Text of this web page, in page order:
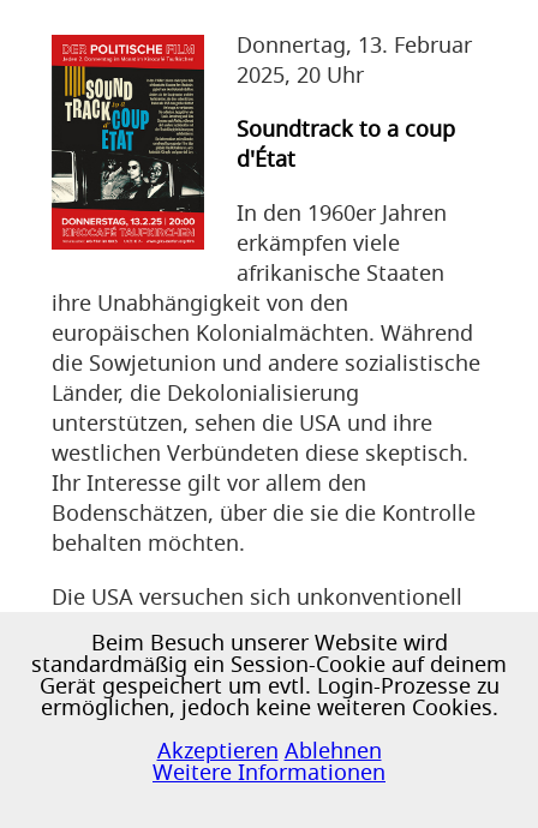
Donnertag, 13. Februar
2025, 20 Uhr
Soundtrack to a coup
d'État
In den 1960er Jahren
erkämpfen viele
afrikanische Staaten
ihre Unabhängigkeit von den
europäischen Kolonialmächten. Während
die Sowjetunion und andere sozialistische
Länder, die Dekolonialisierung
unterstützen, sehen die USA und ihre
westlichen Verbündeten diese skeptisch.
Ihr Interesse gilt vor allem den
Bodenschätzen, über die sie die Kontrolle
behalten möchten.
Die USA versuchen sich unkonventionell
und schicken Jazzgrößen wie Louis
Armstrong und Nina Simone als
Werbeträger*innen in afrikanische
Staaten, um den Westen positiv
darzustellen, während sich zeitgleich
Figuren wie Malcolm X und andere
Beim Besuch unserer Website wird
standardmäßig ein Session-Cookie auf deinem
Gerät gespeichert um evtl. Login-Prozesse zu
ermöglichen, jedoch keine weiteren Cookies.
Akzeptieren Ablehnen
Weitere Informationen